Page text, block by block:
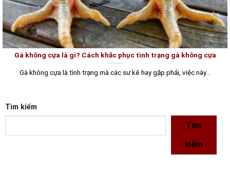
Gà không cựa là gì? Cách khắc phục tình trạng gà không cựa
Gà không cựa là tình trạng mà các sư kê hay gặp phải, việc này...
Tìm kiếm
Tìm
kiếm